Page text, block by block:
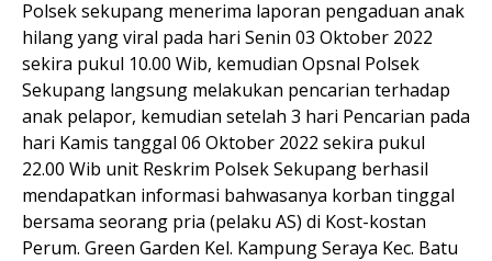
Polsek sekupang menerima laporan pengaduan anak
hilang yang viral pada hari Senin 03 Oktober 2022
sekira pukul 10.00 Wib, kemudian Opsnal Polsek
Sekupang langsung melakukan pencarian terhadap
anak pelapor, kemudian setelah 3 hari Pencarian pada
hari Kamis tanggal 06 Oktober 2022 sekira pukul
22.00 Wib unit Reskrim Polsek Sekupang berhasil
mendapatkan informasi bahwasanya korban tinggal
bersama seorang pria (pelaku AS) di Kost-kostan
Perum. Green Garden Kel. Kampung Seraya Kec. Batu